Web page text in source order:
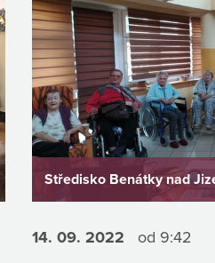
Středisko Benátky nad
14. 09.2022 od 9:42